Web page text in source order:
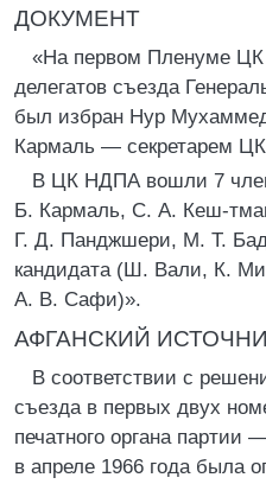
ДОКУМЕНТ
«На первом Пленуме
делегатов съезда
был избран Hyp
Кармаль — секретарем
В ЦК НДПА вошли 7
Б. Кармаль, С. А. Кеш-
Г. Д. Панджшери, М. Т.
кандидата (Ш. Вали, К.
А. В. Сафи)».
АФГАНСКИЙ
В соответствии с
съезда в первых двух
печатного органа партии
в апреле 1966 года была